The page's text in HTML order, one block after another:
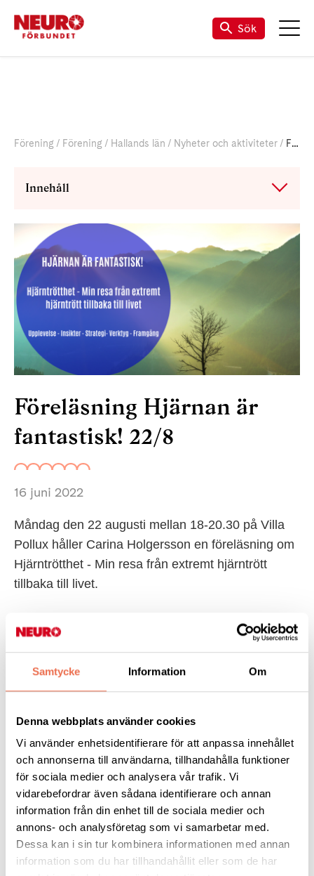
Samtycke Information Om
Denna webbplats använder cookies
Vi använder enhetsidentifierare för att anpassa innehållet
och annonserna till användarna, tillhandahålla funktioner
för sociala medier och analysera vår trafik. Vi
vidarebefordrar även sådana identifierare och annan
information från din enhet till de sociala medier och
annons- och analysföretag som vi samarbetar med.
Dessa kan i sin tur kombinera informationen med annan
information som du har tillhandahållit eller som de har
Sök
Förening Förening Hallands län Nyheter och aktiviteter Föreläsning 22/8
Innehåll
Föreläsning Hjärnan är
fantastisk! 22/8
16 juni 2022
Måndag den 22 augusti mellan 18-20.30 på Villa
Pollux håller Carina Holgersson en föreläsning om
Hjärntrötthet - Min resa från extremt hjärntrött
tillbaka till livet.
Upplevelse - Insikter - Strategi - Verktyg -
Carina Holgersson är ny ordförande i Neuro Halland. Från att
om en aneurysm (utbuktning på pulsådern upp till hjärnan). En
vaknar upp som extremt hjärntrött. Nu 4.5 år senare är hon på
upploppet att bli helt återställd.
. Anmäl er senast fredag den 19 augusti. Kostnad